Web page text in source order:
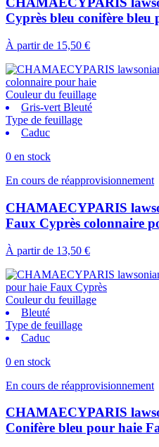
Cyprès bleu conifère bleu
À partir de 15,50 €
Couleur du feuillage
Gris-vert Bleuté
Type de feuillage
Caduc
0 en stock
En cours de réapprovisionnement
CHAMAECYPARIS
Faux Cyprès colonnaire
À partir de 13,50 €
Couleur du feuillage
Bleuté
Type de feuillage
Caduc
0 en stock
En cours de réapprovisionnement
CHAMAECYPARIS
Conifère bleu pour haie